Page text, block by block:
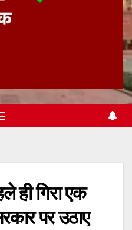
ही गिरा एक
पर उठाए